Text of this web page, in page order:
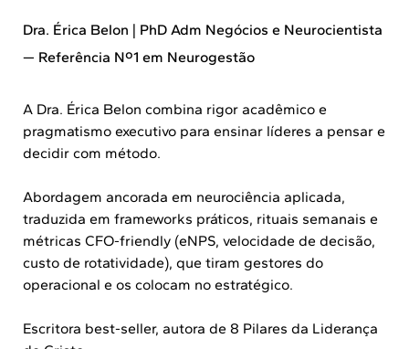
Dra. Érica Belon | PhD Adm Negócios e Neurocientista
— Referência Nº1 em Neurogestão
A Dra. Érica Belon combina rigor acadêmico e
pragmatismo executivo para ensinar líderes a pensar e
decidir com método.
Abordagem ancorada em neurociência aplicada,
traduzida em frameworks práticos, rituais semanais e
métricas CFO-friendly (eNPS, velocidade de decisão,
custo de rotatividade), que tiram gestores do
operacional e os colocam no estratégico.
Escritora best-seller, autora de 8 Pilares da Liderança